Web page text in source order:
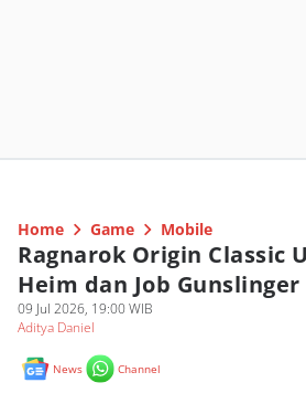
Home Game Mobile
Ragnarok Origin Classic
Heim dan Job
09 Jul 2026, 19:00 WIB
Aditya Daniel
News Channel